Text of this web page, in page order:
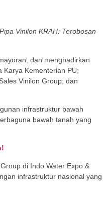
Vinilon KRAH: Terobosan
dan menghadirkan
Karya Kementerian PU;
Vinilon Group; dan
infrastruktur bawah
bawah tanah yang
di Indo Water Expo &
infrastruktur nasional yang